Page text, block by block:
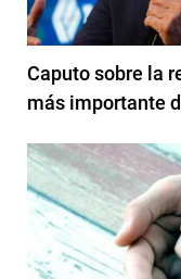
Caputo sobre la
más importante